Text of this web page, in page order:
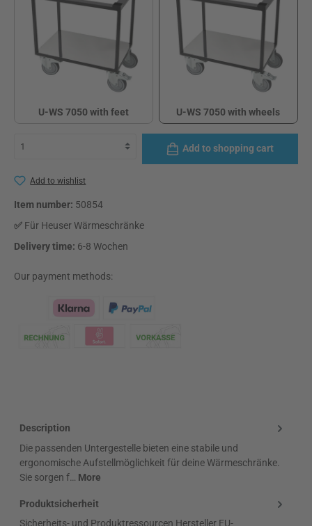
U-WS 7050 with feet
U-WS 7050 with feet
U-WS 7050 with wheels
U-WS 7050 with
Add to shopping cart
Add to wishlist
Item number: 50854
✅ Für Heuser Wärmeschränke
Delivery time: 6-8 Wochen
Our payment methods:
Description
Die passenden Untergestelle bieten eine stabile und
ergonomische Aufstellmöglichkeit für deine Wärmeschränke.
Sie sorgen f… More
Produktsicherheit
Sicherheits- und Produktressourcen Hersteller EU-